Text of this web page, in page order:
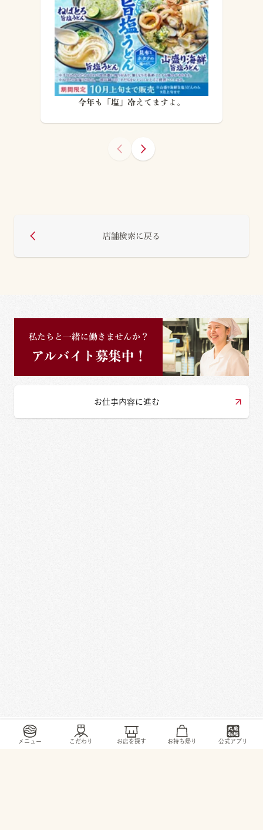
メニュー こだわり お店を探す お持ち帰り 公式アプリ
今年も「塩」冷えてますよ。
店舗検索に戻る
お仕事内容に進む
トップ / お店・ サービス / 川口市 中青木2-20-3